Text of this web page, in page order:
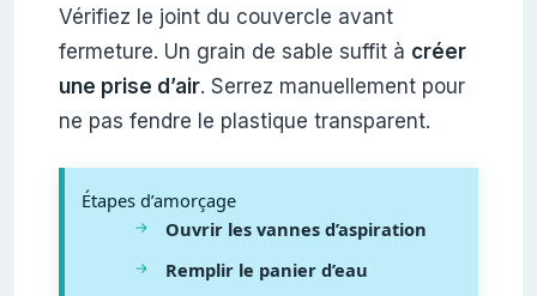
Vérifiez le joint du couvercle avant
fermeture. Un grain de sable suffit à créer
une prise d’air. Serrez manuellement pour
ne pas fendre le plastique transparent.
Étapes d’amorçage
Ouvrir les vannes d’aspiration
Remplir le panier d’eau